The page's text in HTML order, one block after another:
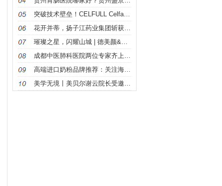
突破技术壁垒！CELFULL Celfavor®微
花开并蒂，扬子江药业集团斩获第十六届广告主金远奖两
璀璨之星，闪耀山城 | 德美颜&中华医学会
成都中医肺科医院两位专家齐上阵！为您解开肺结节的“
高端进口奶粉品牌推荐：关注海普诺凯Pro59黄金配
美学无境丨美贝尔谢云院长受邀出席薇旖美论坛，解锁胶